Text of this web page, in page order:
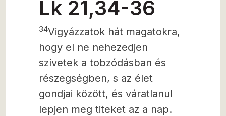
Lk 21,34-36
34Vigyázzatok hát magatokra,
hogy el ne nehezedjen
szívetek a tobzódásban és
részegségben, s az élet
gondjai között, és váratlanul
lepjen meg titeket az a nap.